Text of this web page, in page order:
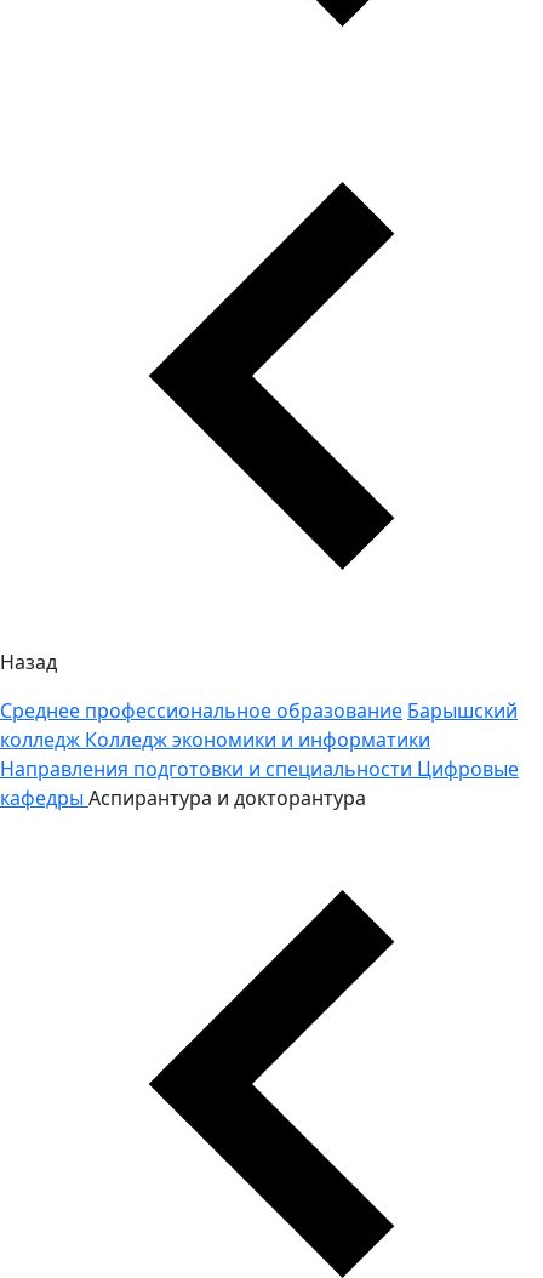
Назад
Среднее профессиональное образование Барышский
колледж Колледж экономики и информатики
Направления подготовки и специальности Цифровые
кафедры Аспирантура и докторантура